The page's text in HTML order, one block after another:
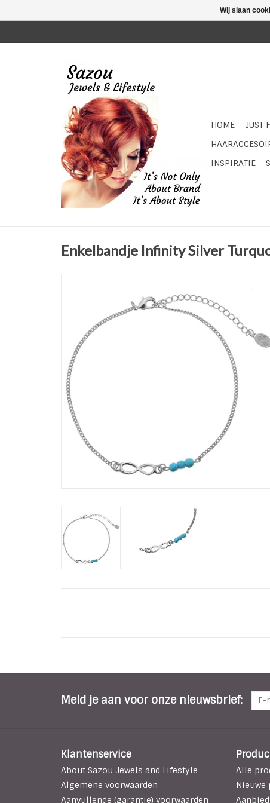
HOME JUST
INSPIRATIE
Enkelbandje Infinity Silver
Meld je aan voor onze nieuwsbrief:
Klantenservice
About Sazou Jewels and Lifestyle
Algemene voorwaarden
Aanvullende (garantie) voorwaarden
Alle
Nieuwe
Wij slaan